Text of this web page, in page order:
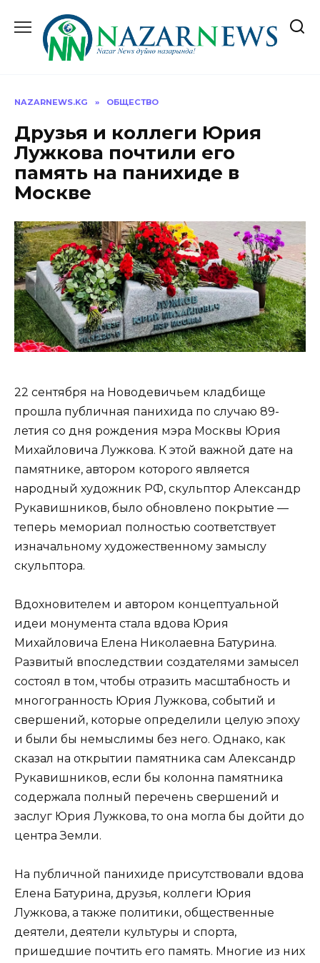
содержанию
NAZARNEWS.KG » ОБЩЕСТВО
Друзья и коллеги Юрия
Лужкова почтили его
память на панихиде в
Москве
22 сентября на Новодевичьем кладбище
прошла публичная панихида по случаю 89-
летия со дня рождения мэра Москвы Юрия
Михайловича Лужкова. К этой важной дате на
памятнике, автором которого является
народный художник РФ, скульптор Александр
Рукавишников, было обновлено покрытие —
теперь мемориал полностью соответствует
изначальному художественному замыслу
скульптора.
Вдохновителем и автором концептуальной
идеи монумента стала вдова Юрия
Михайловича Елена Николаевна Батурина.
Развитый впоследствии создателями замысел
состоял в том, чтобы отразить масштабность и
многогранность Юрия Лужкова, событий и
свершений, которые определили целую эпоху
и были бы немыслимы без него. Однако, как
сказал на открытии памятника сам Александр
Рукавишников, если бы колонна памятника
содержала полный перечень свершений и
заслуг Юрия Лужкова, то она могла бы дойти до
центра Земли.
На публичной панихиде присутствовали вдова
Елена Батурина, друзья, коллеги Юрия
Лужкова, а также политики, общественные
деятели, деятели культуры и спорта,
пришедшие почтить его память. Многие из них